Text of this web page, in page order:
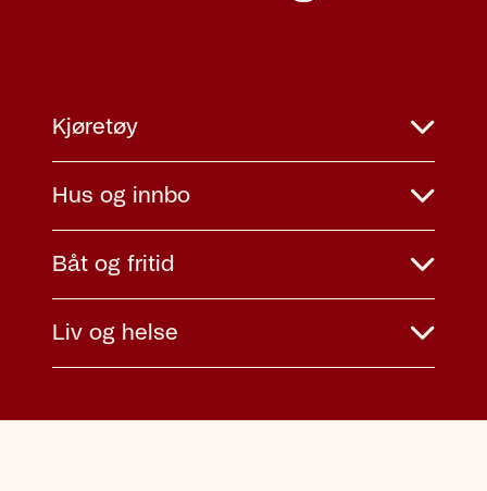
Kjøretøy
Hus og innbo
Båt og fritid
Liv og helse